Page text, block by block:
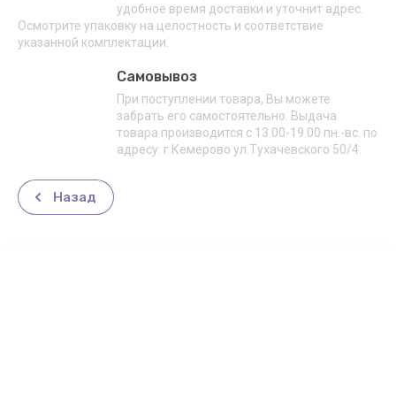
удобное время доставки и уточнит адрес.
Осмотрите упаковку на целостность и соответствие
указанной комплектации.
Самовывоз
При поступлении товара, Вы можете
забрать его самостоятельно. Выдача
товара производится с 13.00-19.00 пн.-вс. по
адресу: г.Кемерово ул.Тухачевского 50/4.
Назад